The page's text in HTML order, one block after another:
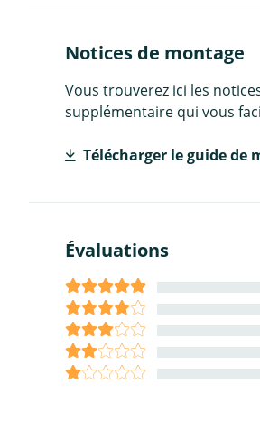
Notices de montage
Vous trouverez ici les
supplémentaire qui vous
Télécharger le guide de
Évaluations